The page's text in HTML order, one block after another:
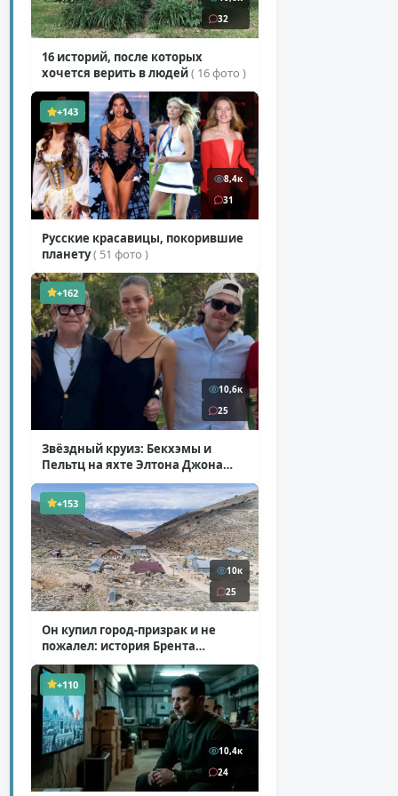
32
16 историй, после которых
хочется верить в людей( 16 фото )
+143
8,4к
31
Русские красавицы, покорившие
планету( 51 фото )
+162
10,6к
25
Звёздный круиз: Бекхэмы и
Пельтц на яхте Элтона Джона
( 12 фото )
+153
10к
25
Он купил город-призрак и не
пожалел: история Брента
Андервуда( 1 фото + 1 видео )
+110
10,4к
24